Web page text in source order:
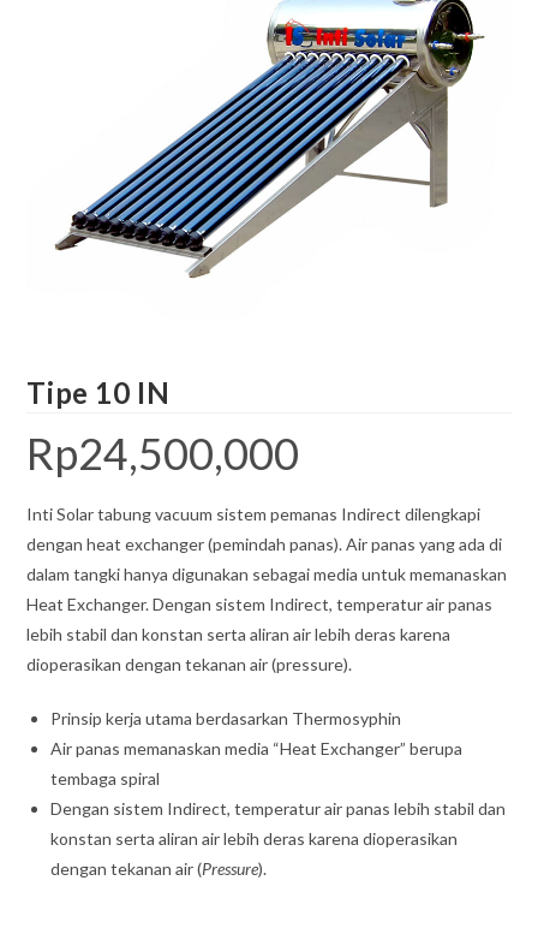
Tipe 10 IN
Rp24,500,000
Inti Solar tabung vacuum sistem pemanas Indirect dilengkapi
dengan heat exchanger (pemindah panas). Air panas yang ada di
dalam tangki hanya digunakan sebagai media untuk memanaskan
Heat Exchanger. Dengan sistem Indirect, temperatur air panas
lebih stabil dan konstan serta aliran air lebih deras karena
dioperasikan dengan tekanan air (pressure).
Prinsip kerja utama berdasarkan Thermosyphin
Air panas memanaskan media “Heat Exchanger” berupa
tembaga spiral
Dengan sistem Indirect, temperatur air panas lebih stabil dan
konstan serta aliran air lebih deras karena dioperasikan
dengan tekanan air (Pressure).